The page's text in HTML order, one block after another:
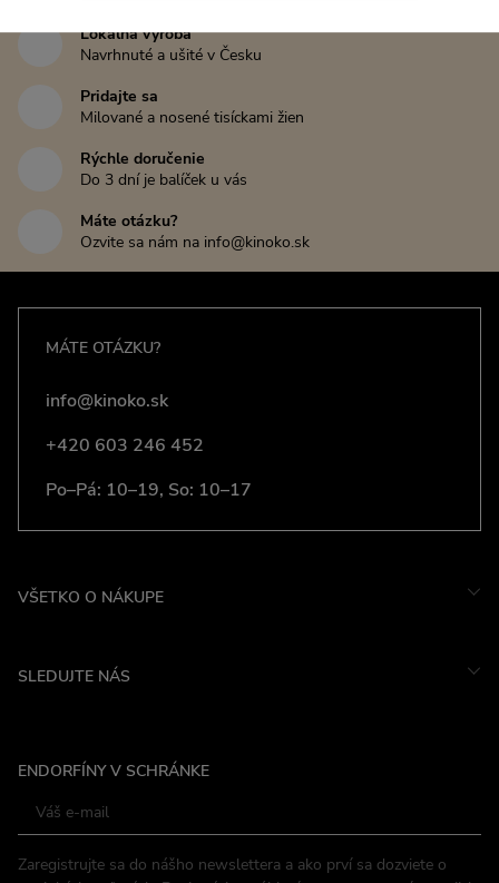
Lokálna výroba
Navrhnuté a ušité v Česku
Pridajte sa
Milované a nosené tisíckami žien
Rýchle doručenie
Do 3 dní je balíček u vás
Máte otázku?
Ozvite sa nám na info@kinoko.sk
MÁTE OTÁZKU?
info@kinoko.sk
+420 603 246 452
Po–Pá: 10–19, So: 10–17
VŠETKO O NÁKUPE
SLEDUJTE NÁS
Facebook
ENDORFÍNY V SCHRÁNKE
Zaregistrujte sa do nášho newslettera a ako prví sa dozviete o